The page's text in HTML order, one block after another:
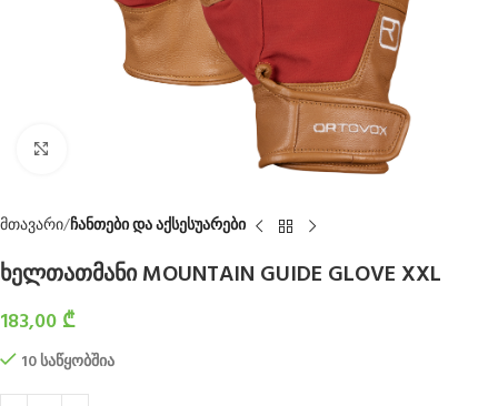
მთავარი ჩანთები და აქსესუარები
ხელთათმანი MOUNTAIN GUIDE GLOVE XXL
183,00 ₾
10 საწყობშია